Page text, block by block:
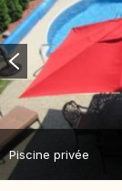
Piscine privée